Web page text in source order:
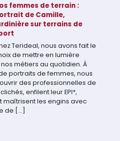
femmes de terrain :
de Camille,
sur terrains de
Terideal, nous avons fait le
de mettre en lumière
métiers au quotidien. À
portraits de femmes, nous
des professionnelles de
enfilent leur EPI*,
maîtrisent les engins avec
de […]